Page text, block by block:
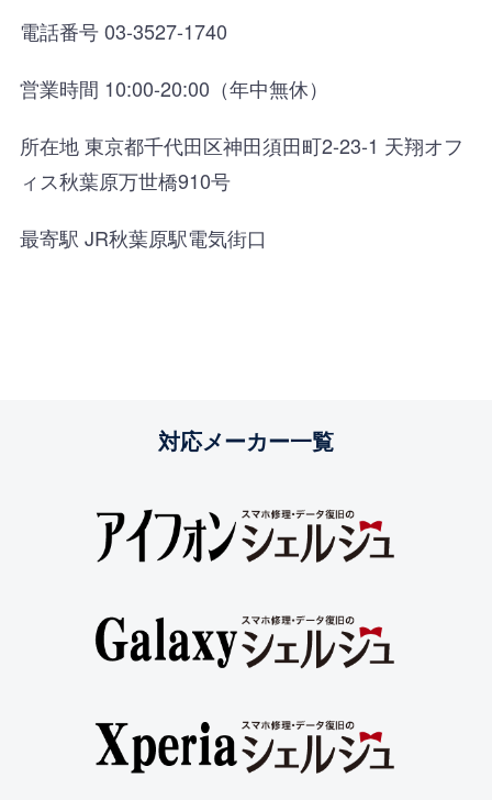
電話番号 03-3527-1740
営業時間 10:00-20:00（年中無休）
所在地 東京都千代田区神田須田町2-23-1 天翔オフ
ィス秋葉原万世橋910号
最寄駅 JR秋葉原駅電気街口
対応メーカー一覧